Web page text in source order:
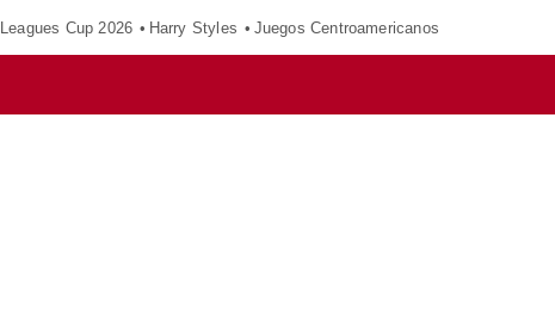
Leagues Cup 2026 Harry Styles Juegos Centroamericanos